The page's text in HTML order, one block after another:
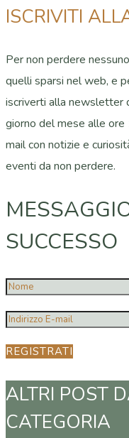
ISCRIVITI
Per non perdere
quelli sparsi nel web, e
iscriverti alla newsletter
giorno del mese alle
mail con notizie e
eventi da non perdere.
SUCCESSO
REGISTRATI
ALTRI POST
CATEGORIA